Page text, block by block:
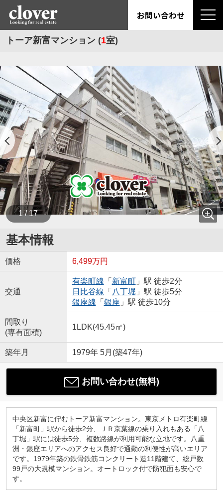
お問い合わせ
トーア新富マンション (1室)
1 / 17
基本情報
価格 6,499万円
交通
有楽町線 「 新富町」駅 徒歩2分
日比谷線 「 八丁堀 」駅 徒歩5分
銀座線 「 銀座 」駅 徒歩10分
間取り
(専有面積)
1LDK(45.45㎡)
築年月 1979年 5月(築47年)
お問い合わせ(無料)
中央区新富に佇むトーア新富マンション。東京メトロ有楽町線
「新富町」駅から徒歩2分、ＪＲ京葉線の乗り入れもある「八
丁堀」駅には徒歩5分、複数路線が利用可能な立地です。八重
洲・銀座エリアへのアクセス良好で通勤の利便性が高いエリア
です。1979年築の鉄骨鉄筋コンクリート造11階建て、総戸数
99戸の大規模マンション。オートロック付で防犯面も安心で
す。